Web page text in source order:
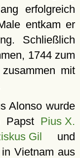
erfolgreich
entkam er
Schließlich
1744 zum
mit
Alonso wurde
Pius X.
Gil und
Vietnam aus